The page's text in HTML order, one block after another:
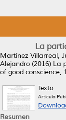
La
Martínez Villarreal,
Alejandro (2016) La
of good conscience,
Texto
Artículo
Resumen